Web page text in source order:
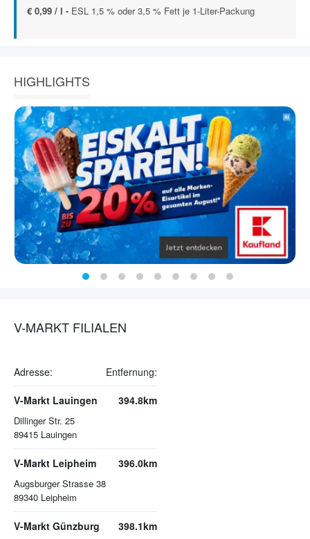
€ 0,99 / l - ESL 1,5 % oder 3,5 % Fett je 1-Liter-Packung
HIGHLIGHTS
V-MARKT FILIALEN
Adresse: Entfernung:
V-Markt Lauingen
Dillinger Str. 25
89415 Lauingen
394.8km
V-Markt Leipheim
Augsburger Strasse 38
89340 Leipheim
396.0km
V-Markt Günzburg 398.1km